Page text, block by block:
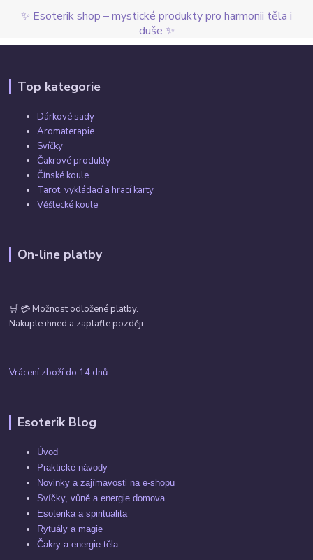
✨ Esoterik shop – mystické produkty pro harmonii těla i
duše ✨
Top kategorie
Dárkové sady
Aromaterapie
Svíčky
Čakrové produkty
Čínské koule
Tarot, vykládací a hrací karty
Věštecké koule
On-line platby
🛒 💳 Možnost odložené platby.
Nakupte ihned a zaplaťte později.
Vrácení zboží do 14 dnů
Esoterik Blog
Úvod
Praktické návody
Novinky a zajímavosti na e-shopu
Svíčky, vůně a energie domova
Esoterika a spiritualita
Rytuály a magie
Čakry a energie těla